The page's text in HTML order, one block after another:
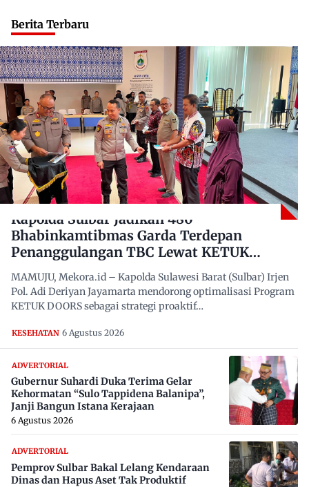
Berita Terbaru
Kapolda Sulbar Jadikan 480
Bhabinkamtibmas Garda Terdepan
Penanggulangan TBC Lewat KETUK
DOORS di 650 Desa
MAMUJU, Mekora.id – Kapolda Sulawesi Barat (Sulbar) Irjen
Pol. Adi Deriyan Jayamarta mendorong optimalisasi Program
KETUK DOORS sebagai strategi proaktif…
KESEHATAN 6 Agustus 2026
ADVERTORIAL
Gubernur Suhardi Duka Terima Gelar
Kehormatan “Sulo Tappidena Balanipa”,
Janji Bangun Istana Kerajaan
6 Agustus 2026
ADVERTORIAL
Pemprov Sulbar Bakal Lelang Kendaraan
Dinas dan Hapus Aset Tak Produktif